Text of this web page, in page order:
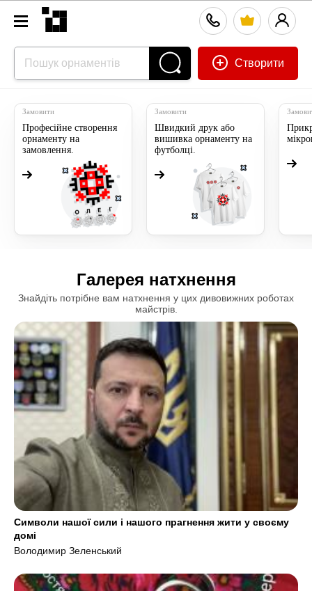
Створити
Замовити
Професійне створення
орнаменту на
замовлення.
Замовити
Швидкий друк або
вишивка орнаменту на
футболці.
Галерея натхнення
Знайдіть потрібне вам натхнення у цих дивовижних роботах
майстрів.
Символи нашої сили і нашого прагнення жити у своєму
домі
Володимир Зеленський